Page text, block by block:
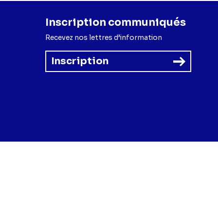
Inscription communiqués
Recevez nos lettres d’information
Inscription